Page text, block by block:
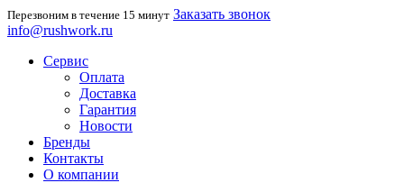
Перезвоним в течение 15 минут Заказать звонок
info@rushwork.ru
Сервис
Оплата
Доставка
Гарантия
Новости
Бренды
Контакты
О компании